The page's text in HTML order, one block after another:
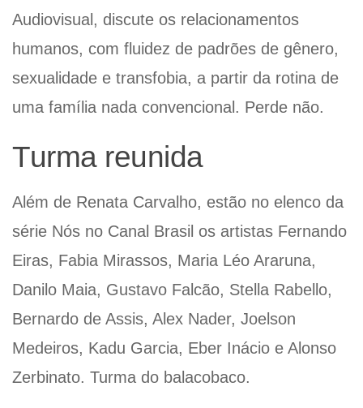
Audiovisual, discute os relacionamentos
humanos, com fluidez de padrões de gênero,
sexualidade e transfobia, a partir da rotina de
uma família nada convencional. Perde não.
Turma reunida
Além de Renata Carvalho, estão no elenco da
série Nós no Canal Brasil os artistas Fernando
Eiras, Fabia Mirassos, Maria Léo Araruna,
Danilo Maia, Gustavo Falcão, Stella Rabello,
Bernardo de Assis, Alex Nader, Joelson
Medeiros, Kadu Garcia, Eber Inácio e Alonso
Zerbinato. Turma do balacobaco.